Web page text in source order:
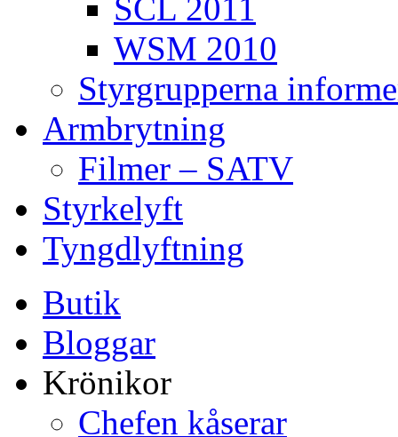
SCL 2011
WSM 2010
Styrgrupperna
Armbrytning
Filmer – SATV
Styrkelyft
Tyngdlyftning
Butik
Bloggar
Krönikor
Chefen kåserar